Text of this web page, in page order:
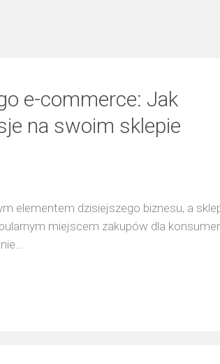
e-commerce: Jak
na swoim sklepie
elementem dzisiejszego biznesu, a
miejscem zakupów dla